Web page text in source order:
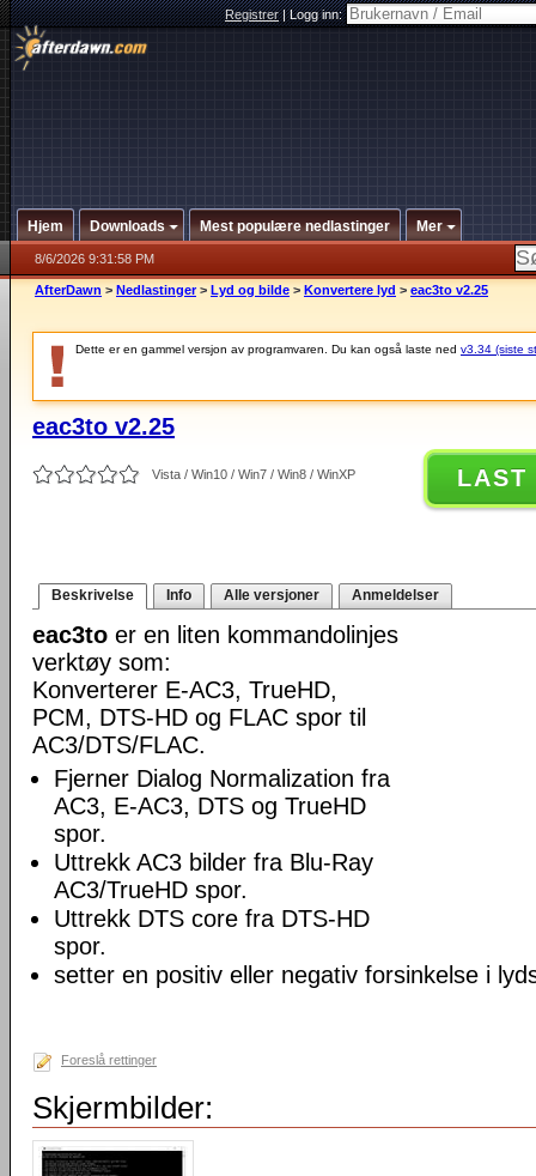
Registrer|Logg inn:
Hjem Downloads Mest populære nedlastinger Mer
8/6/2026 9:31:58 PM
AfterDawn > Nedlastinger > Lyd og bilde > Konvertere lyd > eac3to v2.25
Dette er en gammel versjon av programvaren. Du kan også laste ned v3.34 (siste
eac3to v2.25
Vista / Win10 / Win7 / Win8 / WinXP LAST
Beskrivelse Info Alle versjoner Anmeldelser
eac3to er en liten kommandolinjes
verktøy som:
Konverterer E-AC3, TrueHD,
PCM, DTS-HD og FLAC spor til
AC3/DTS/FLAC.
Fjerner Dialog Normalization fra
AC3, E-AC3, DTS og TrueHD
spor.
Uttrekk AC3 bilder fra Blu-Ray
AC3/TrueHD spor.
Uttrekk DTS core fra DTS-HD
spor.
setter en positiv eller negativ forsinkelse i
Foreslå rettinger
Skjermbilder: